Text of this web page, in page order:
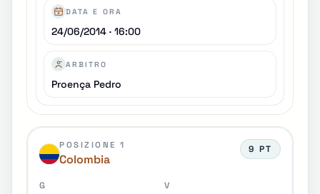
DATA E ORA
24/06/2014 · 16:00
ARBITRO
Proença Pedro
POSIZIONE 1
Colombia
9 PT
G V